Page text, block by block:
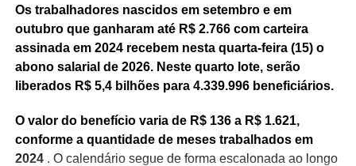
Os trabalhadores nascidos em setembro e em
outubro que ganharam até R$ 2.766 com carteira
assinada em 2024 recebem nesta quarta-feira (15) o
abono salarial de 2026. Neste quarto lote, serão
liberados R$ 5,4 bilhões para 4.339.996 beneficiários.
O valor do benefício varia de R$ 136 a R$ 1.621,
conforme a quantidade de meses trabalhados em
2024. O calendário segue de forma escalonada ao longo